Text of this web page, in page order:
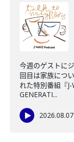
今週のゲストに
回目は家族につ
れた特別番組『
GENERATI...
2026.08.07